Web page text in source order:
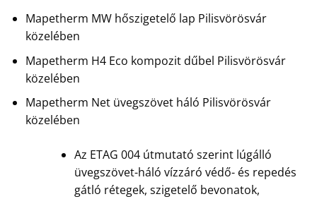
Mapetherm MW hőszigetelő lap Pilisvörösvár
közelében
Mapetherm H4 Eco kompozit dűbel Pilisvörösvár
közelében
Mapetherm Net üvegszövet háló Pilisvörösvár
közelében
Az ETAG 004 útmutató szerint lúgálló
üvegszövet-háló vízzáró védő- és repedés
gátló rétegek, szigetelő bevonatok,